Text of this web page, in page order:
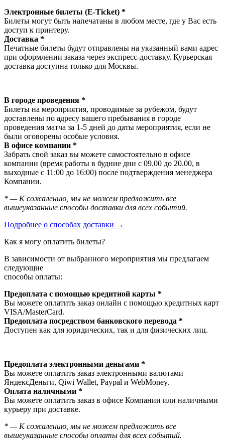
Электронные билеты (E-Ticket) *
Билеты могут быть напечатаны в любом месте, где у Вас есть
доступ к принтеру.
Доставка *
Печатные билеты будут отправлены на указанный вами адрес
при оформлении заказа через экспресс-доставку. Курьерская
доставка доступна только для Москвы.
В городе проведения *
Билеты на мероприятия, проводимые за рубежом, будут
доставлены по адресу вашего пребывания в городе
проведения матча за 1-5 дней до даты мероприятия, если не
были оговорены особые условия.
В офисе компании *
Забрать свой заказ вы можете самостоятельно в офисе
компании (время работы в будние дни с 09.00 до 20.00, в
выходные с 11:00 до 16:00) после подтверждения менеджера
Компании.
* — К сожалению, мы не можем предложить все
вышеуказанные способы доставки для всех событий.
Подробнее о способах доставки →
Как я могу оплатить билеты?
В зависимости от выбранного мероприятия мы предлагаем
следующие
способы оплаты:
Предоплата с помощью кредитной карты *
Вы можете оплатить заказ онлайн с помощью кредитных карт
VISA/MasterСard.
Предоплата посредством банковского перевода *
Доступен как для юридических, так и для физических лиц.
Предоплата электронными деньгами *
Вы можете оплатить заказ электронными валютами
ЯндексДеньги, Qiwi Wallet, Paypal и WebMoney.
Оплата наличными *
Вы можете оплатить заказ в офисе Компании или наличными
курьеру при доставке.
* — К сожалению, мы не можем предложить все
вышеуказанные способы оплаты для всех событий.